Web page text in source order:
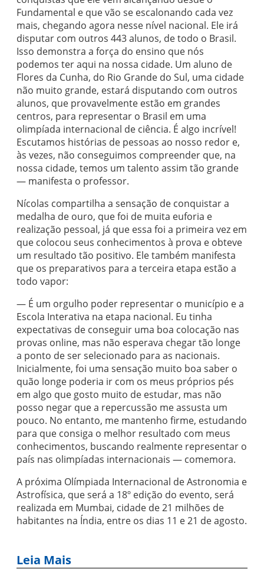
Fundamental e que vão se escalonando cada vez
mais, chegando agora nesse nível nacional. Ele irá
disputar com outros 443 alunos, de todo o Brasil.
Isso demonstra a força do ensino que nós
podemos ter aqui na nossa cidade. Um aluno de
Flores da Cunha, do Rio Grande do Sul, uma cidade
não muito grande, estará disputando com outros
alunos, que provavelmente estão em grandes
centros, para representar o Brasil em uma
olimpíada internacional de ciência. É algo incrível!
Escutamos histórias de pessoas ao nosso redor e,
às vezes, não conseguimos compreender que, na
nossa cidade, temos um talento assim tão grande
— manifesta o professor.
Nícolas compartilha a sensação de conquistar a
medalha de ouro, que foi de muita euforia e
realização pessoal, já que essa foi a primeira vez em
que colocou seus conhecimentos à prova e obteve
um resultado tão positivo. Ele também manifesta
que os preparativos para a terceira etapa estão a
todo vapor:
— É um orgulho poder representar o município e a
Escola Interativa na etapa nacional. Eu tinha
expectativas de conseguir uma boa colocação nas
provas online, mas não esperava chegar tão longe
a ponto de ser selecionado para as nacionais.
Inicialmente, foi uma sensação muito boa saber o
quão longe poderia ir com os meus próprios pés
em algo que gosto muito de estudar, mas não
posso negar que a repercussão me assusta um
pouco. No entanto, me mantenho firme, estudando
para que consiga o melhor resultado com meus
conhecimentos, buscando realmente representar o
país nas olimpíadas internacionais — comemora.
A próxima Olímpiada Internacional de Astronomia e
Astrofísica, que será a 18º edição do evento, será
realizada em Mumbai, cidade de 21 milhões de
habitantes na Índia, entre os dias 11 e 21 de agosto.
Leia Mais